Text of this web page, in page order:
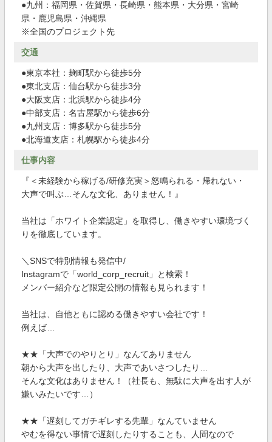
●九州：福岡県・佐賀県・長崎県・熊本県・大分県・宮崎
県・鹿児島県・沖縄県
※全国のプロジェクト先
交通
●東京本社：麹町駅から徒歩5分
●東北支店：仙台駅から徒歩3分
●大阪支店：北浜駅から徒歩4分
●中部支店：名古屋駅から徒歩6分
●九州支店：博多駅から徒歩5分
●北海道支店：札幌駅から徒歩4分
仕事内容
『＜未経験から稼げる/研修充実＞怒鳴られる・帰れない・
大声で叫ぶ…そんな文化、ありません！』
当社は「ホワイト企業認定」を取得し、働きやすい環境づく
りを徹底しています。
＼SNSで特別情報も発信中/
Instagramで「world_corp_recruit」と検索！
メンバー紹介など限定公開の情報も見られます！
当社は、自他ともに認める働きやすい会社です！
例えば…
★★「大声でのやりとり」なんてありません
朝から大声を出したり、大声であいさつしたり…
そんな文化はありません！（社長も、無駄に大声を出す人が
嫌いみたいです…）
★★「遅刻してガチギレする先輩」なんていません
やむを得ない事情で遅刻したりすることも、人間なので